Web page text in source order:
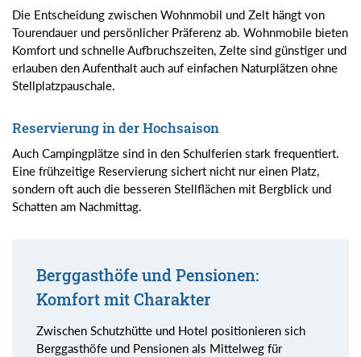
Die Entscheidung zwischen Wohnmobil und Zelt hängt von
Tourendauer und persönlicher Präferenz ab. Wohnmobile bieten
Komfort und schnelle Aufbruchszeiten, Zelte sind günstiger und
erlauben den Aufenthalt auch auf einfachen Naturplätzen ohne
Stellplatzpauschale.
Reservierung in der Hochsaison
Auch Campingplätze sind in den Schulferien stark frequentiert.
Eine frühzeitige Reservierung sichert nicht nur einen Platz,
sondern oft auch die besseren Stellflächen mit Bergblick und
Schatten am Nachmittag.
Berggasthöfe und Pensionen:
Komfort mit Charakter
Zwischen Schutzhütte und Hotel positionieren sich
Berggasthöfe und Pensionen als Mittelweg für